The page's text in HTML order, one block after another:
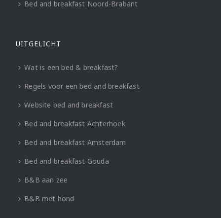
Bed and breakfast Noord-Brabant
UITGELICHT
Wat is een bed & breakfast?
Regels voor een bed and breakfast
Website bed and breakfast
Bed and breakfast Achterhoek
Bed and breakfast Amsterdam
Bed and breakfast Gouda
B&B aan zee
B&B met hond